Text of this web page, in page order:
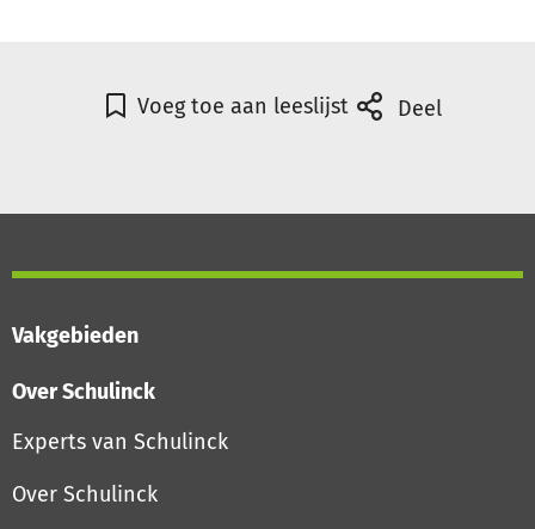
Voeg toe aan leeslijst Deel
Vakgebieden
Over Schulinck
Experts van Schulinck
Over Schulinck